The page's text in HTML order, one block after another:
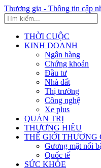
Thương gia - Thông tin cập
THỜI CUỘC
KINH DOANH
Ngân hàng
Chứng khoán
Đầu tư
Nhà đất
Thị trường
Công nghệ
Xe plus
QUẢN TRỊ
THƯƠNG HIỆU
THẾ GIỚI THƯƠNG
Gương mặt nổi
Quốc tế
SỨC KHỎE